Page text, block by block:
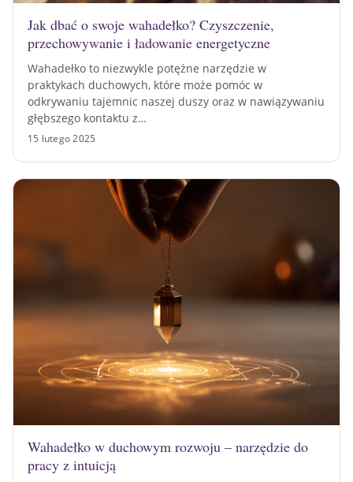
Jak dbać o swoje wahadełko? Czyszczenie,
przechowywanie i ładowanie energetyczne
Wahadełko to niezwykle potężne narzędzie w
praktykach duchowych, które może pomóc w
odkrywaniu tajemnic naszej duszy oraz w nawiązywaniu
głębszego kontaktu z…
15 lutego 2025
Wahadełko w duchowym rozwoju – narzędzie do
pracy z intuicją